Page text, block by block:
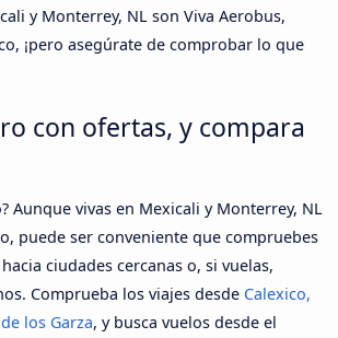
y Monterrey, NL son Viva Aerobus,
¡pero asegúrate de comprobar lo que
con ofertas, y compara
Aunque vivas en Mexicali y Monterrey, NL
puede ser conveniente que compruebes
ciudades cercanas o, si vuelas,
Comprueba los viajes desde Calexico,
los Garza, y busca vuelos desde el